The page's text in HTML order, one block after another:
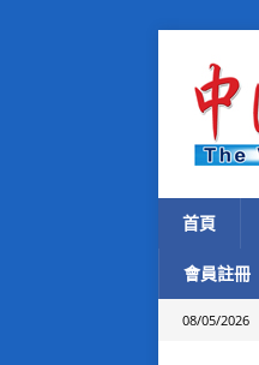
首頁
會員註冊
08/05/2026